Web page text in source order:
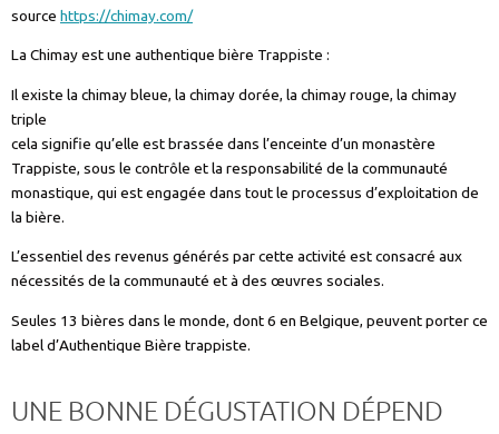
source https://chimay.com/
La Chimay est une authentique bière Trappiste :
Il existe la chimay bleue, la chimay dorée, la chimay rouge, la chimay
triple
cela signifie qu’elle est brassée dans l’enceinte d’un monastère
Trappiste, sous le contrôle et la responsabilité de la communauté
monastique, qui est engagée dans tout le processus d’exploitation de
la bière.
L’essentiel des revenus générés par cette activité est consacré aux
nécessités de la communauté et à des œuvres sociales.
Seules 13 bières dans le monde, dont 6 en Belgique, peuvent porter ce
label d’Authentique Bière trappiste.
UNE BONNE DÉGUSTATION DÉPEND